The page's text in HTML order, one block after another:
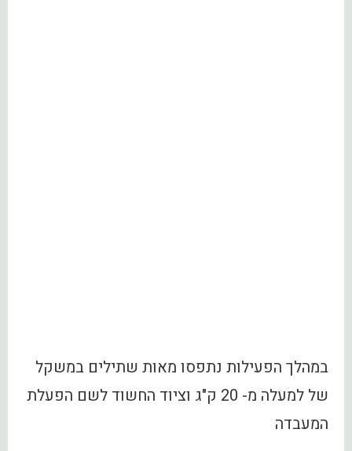
במהלך הפעילות נתפסו מאות שתילים במשקל
של למעלה מ- 20 ק"ג וציוד החשוד לשם הפעלת
המעבדה